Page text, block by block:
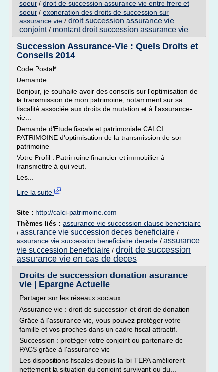
soeur / droit de succession assurance vie entre frere et
soeur / exoneration des droits de succession sur
assurance vie / droit succession assurance vie
conjoint/ montant droit succession assurance vie
Succession Assurance-Vie : Quels Droits et
Conseils 2014
Code Postal*
Demande
Bonjour, je souhaite avoir des conseils sur l'optimisation de
la transmission de mon patrimoine, notamment sur sa
fiscalité associée aux droits de mutation et à l'assurance-
vie...
Demande d'Etude fiscale et patrimoniale CALCI
PATRIMOINE d'optimisation de la transmission de son
patrimoine
Votre Profil : Patrimoine financier et immobilier à
transmettre à qui veut.
Les...
Lire la suite
Site : http://calci-patrimoine.com
Thèmes liés : assurance vie succession clause beneficiaire
/ assurance vie succession deces beneficiaire /
assurance vie succession beneficiaire decede / assurance
vie succession beneficiaire / droit de succession
assurance vie en cas de deces
Droits de succession donation asurance
vie | Epargne Actuelle
Partager sur les réseaux sociaux
Assurance vie : droit de succession et droit de donation
Grâce à l'assurance vie, vous pouvez protéger votre
famille et vos proches dans un cadre fiscal attractif.
Succession : protéger votre conjoint ou partenaire de
PACS grâce à l'assurance vie
Les dispositions fiscales depuis la loi TEPA améliorent
nettement la situation du conjoint survivant ou du...